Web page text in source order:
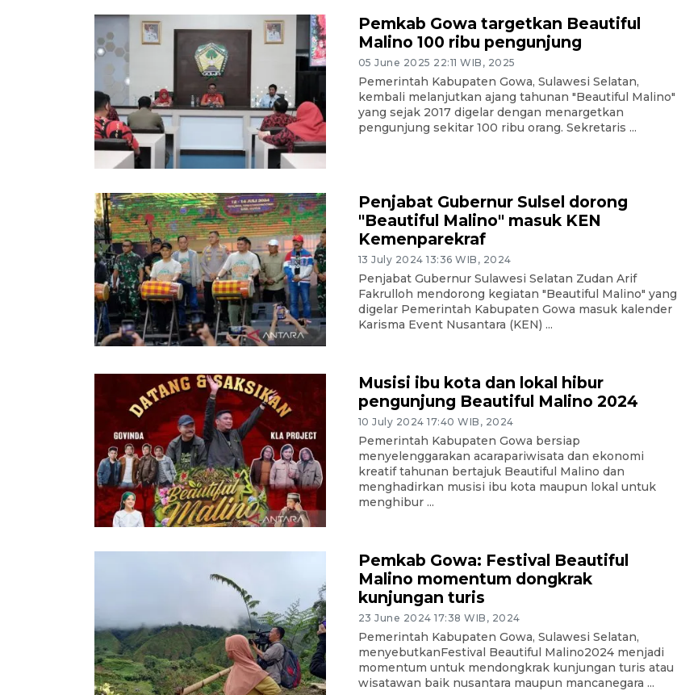
Pemkab Gowa targetkan Beautiful
Malino 100 ribu pengunjung
05 June 2025 22:11 WIB, 2025
Pemerintah Kabupaten Gowa, Sulawesi Selatan,
kembali melanjutkan ajang tahunan "Beautiful Malino"
yang sejak 2017 digelar dengan menargetkan
pengunjung sekitar 100 ribu orang. Sekretaris ...
Penjabat Gubernur Sulsel dorong
"Beautiful Malino" masuk KEN
Kemenparekraf
13 July 2024 13:36 WIB, 2024
Penjabat Gubernur Sulawesi Selatan Zudan Arif
Fakrulloh mendorong kegiatan "Beautiful Malino" yang
digelar Pemerintah Kabupaten Gowa masuk kalender
Karisma Event Nusantara (KEN) ...
Musisi ibu kota dan lokal hibur
pengunjung Beautiful Malino 2024
10 July 2024 17:40 WIB, 2024
Pemerintah Kabupaten Gowa bersiap
menyelenggarakan acarapariwisata dan ekonomi
kreatif tahunan bertajuk Beautiful Malino dan
menghadirkan musisi ibu kota maupun lokal untuk
menghibur ...
Pemkab Gowa: Festival Beautiful
Malino momentum dongkrak
kunjungan turis
23 June 2024 17:38 WIB, 2024
Pemerintah Kabupaten Gowa, Sulawesi Selatan,
menyebutkanFestival Beautiful Malino2024 menjadi
momentum untuk mendongkrak kunjungan turis atau
wisatawan baik nusantara maupun mancanegara ...